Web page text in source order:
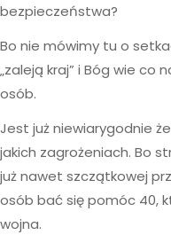
bezpieczeństwa?
Bo nie mówimy tu o
„zaleją kraj” i Bóg wie co
osób.
Jest już niewiarygodnie
jakich zagrożeniach. Bo
już nawet szczątkowej
osób bać się pomóc 40,
wojna.